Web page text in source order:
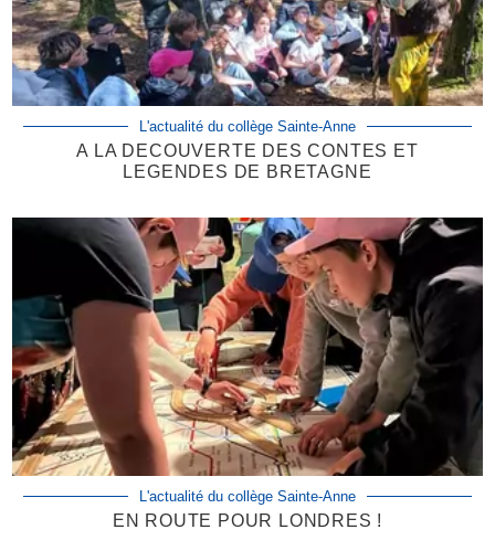
L'actualité du collège Sainte-Anne
A LA DECOUVERTE DES CONTES ET
LEGENDES DE BRETAGNE
L'actualité du collège Sainte-Anne
EN ROUTE POUR LONDRES !